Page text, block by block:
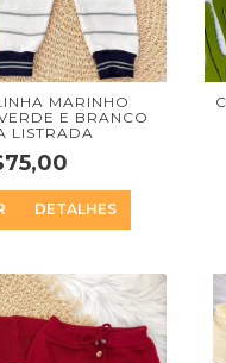
MARINHO
E BRANCO
LISTRADA
DETALHES